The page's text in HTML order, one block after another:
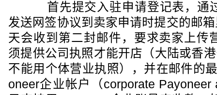
首先提交入驻申请登记表，通
发送网签协议到卖家申请时提交的邮
天会收到第二封邮件，要求卖家上传
须提供公司执照才能开店（大陆或香
不能用个体营业执照），并在邮件的
oneer企业帐户（corporate